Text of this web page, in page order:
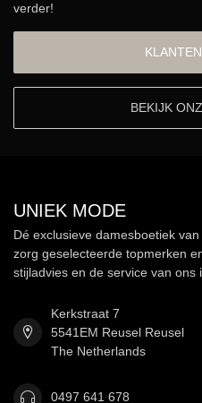
verder!
BEKIJK
UNIEK MODE
Dé exclusieve damesboetiek
zorg geselecteerde topmerken
stijladvies en de service van ons
Kerkstraat 7
5541EM Reusel Reusel
The Netherlands
0497 641 678